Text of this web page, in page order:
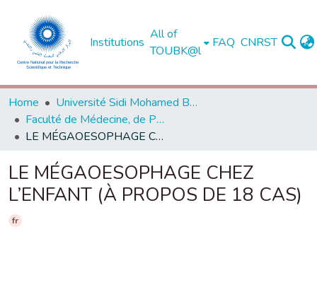
Institutions
All of
TOUBK@l
FAQ CNRST
Home
Université Sidi Mohamed Ben Abdellah de Fès
Faculté de Médecine, de Pharmacie et de Médecine Dentaire - Fès
LE MÉGAOESOPHAGE CHEZ L’ENFANT (À PROPOS DE 18 CAS)
LE MÉGAOESOPHAGE CHEZ
L’ENFANT (À PROPOS DE 18 CAS)
fr